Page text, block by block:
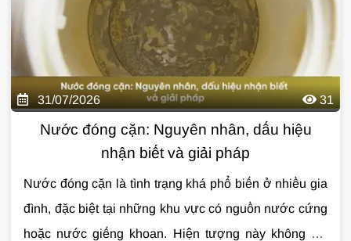
nâng cao chất lượng nước sinh hoạt hàng ngày.
31/07/2026 31
Nước đóng cặn: Nguyên nhân, dấu hiệu
nhận biết và giải pháp
Nước đóng cặn là tình trạng khá phổ biến ở nhiều gia
đình, đặc biệt tại những khu vực có nguồn nước cứng
hoặc nước giếng khoan. Hiện tượng này không chỉ